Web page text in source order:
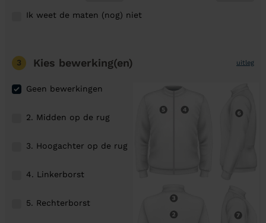
Ik weet de maten (nog) niet
3 Kies bewerking(en) uitleg
Geen bewerkingen
2. Midden op de rug
3. Hoogachter op de rug
4. Linkerborst
5. Rechterborst